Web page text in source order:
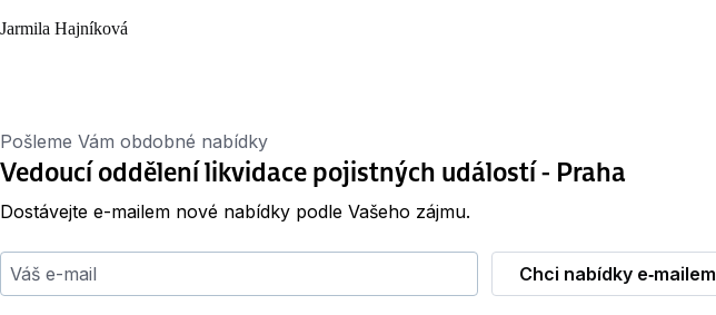
Jarmila Hajníková
Pošleme Vám obdobné nabídky
Vedoucí oddělení likvidace pojistných událostí - Praha
Dostávejte e-mailem nové nabídky podle Vašeho zájmu.
Váš e-mail
Chci nabídky e‑mailem